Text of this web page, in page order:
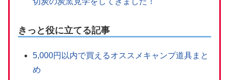
きっと役に立てる記事
5,000円以内で買えるオススメキャンプ道具まと
め